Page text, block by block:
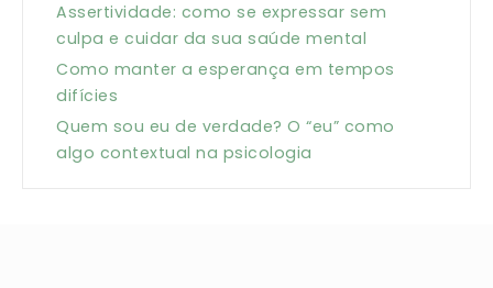
Assertividade: como se expressar sem
culpa e cuidar da sua saúde mental
Como manter a esperança em tempos
difícies
Quem sou eu de verdade? O “eu” como
algo contextual na psicologia